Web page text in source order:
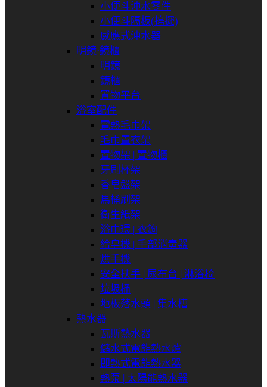
小便斗沖水零件
小便斗隔板(搗擺)
感應式沖水器
明鏡⋅鏡櫃
明鏡
鏡櫃
置物平台
浴室配件
電熱毛巾架
毛巾置衣架
置物架 | 置物櫃
牙刷杯架
香皂盤架
馬桶刷架
衛生紙架
浴巾環 | 衣鉤
給皂機 | 手部消毒器
烘手機
安全扶手 | 尿布台 | 淋浴椅
垃圾桶
地板落水頭 | 集水槽
熱水器
瓦斯熱水器
儲水式電能熱水爐
即熱式電能熱水器
熱泵 | 太陽能熱水器